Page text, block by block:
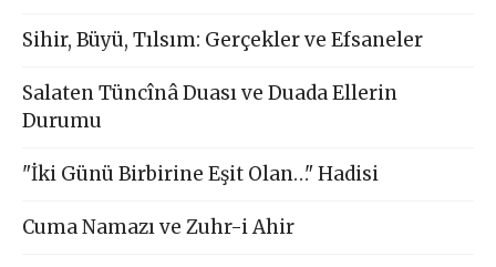
Sihir, Büyü, Tılsım: Gerçekler ve Efsaneler
Salaten Tüncînâ Duası ve Duada Ellerin
Durumu
"İki Günü Birbirine Eşit Olan…" Hadisi
Cuma Namazı ve Zuhr-i Ahir